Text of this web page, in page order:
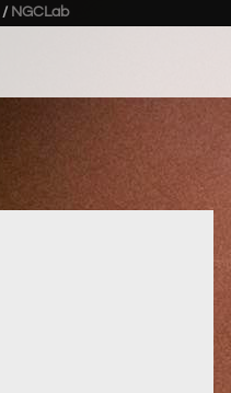
/ NGCLab